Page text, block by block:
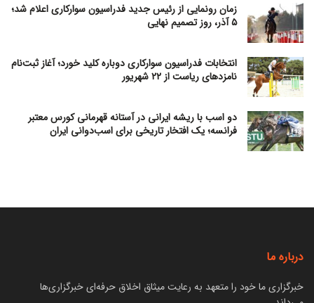
زمان رونمایی از رئیس جدید فدراسیون سوارکاری اعلام شد؛
۵ آذر، روز تصمیم نهایی
انتخابات فدراسیون سوارکاری دوباره کلید خورد؛ آغاز ثبت‌نام
نامزدهای ریاست از ۲۲ شهریور
دو اسب با ریشه ایرانی در آستانه قهرمانی کورس معتبر
فرانسه؛ یک افتخار تاریخی برای اسب‌دوانی ایران
درباره ما
خبرگزاری ما خود را متعهد به رعایت میثاق اخلاق حرفه‌ای خبرگزاری‌ها